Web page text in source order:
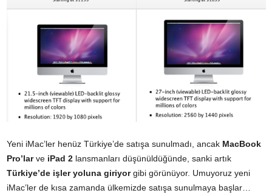
Yeni iMac’ler henüz Türkiye’de satışa sunulmadı, ancak MacBook
Pro’larve iPad 2 lansmanları düşünüldüğünde, sanki artık
Türkiye’de işler yoluna giriyorgibi görünüyor. Umuyoruz yeni
iMac’ler de kısa zamanda ülkemizde satışa sunulmaya başlar…